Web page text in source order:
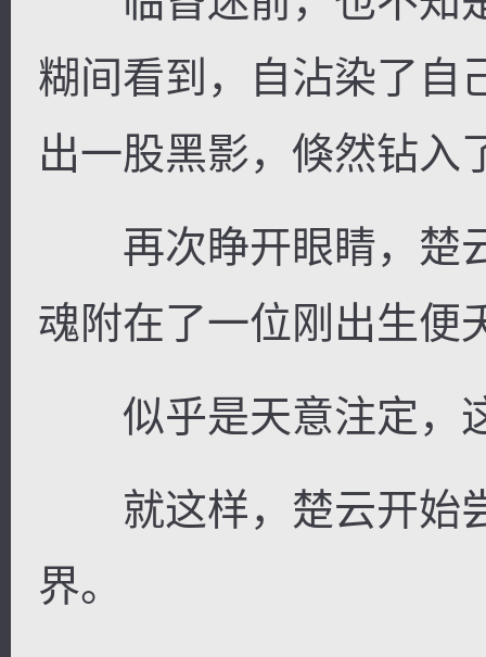
糊间看到，自沾染了自
出一股黑影，倏然钻入
再次睁开眼睛，楚
魂附在了一位刚出生便
似乎是天意注定，
就这样，楚云开始
界。